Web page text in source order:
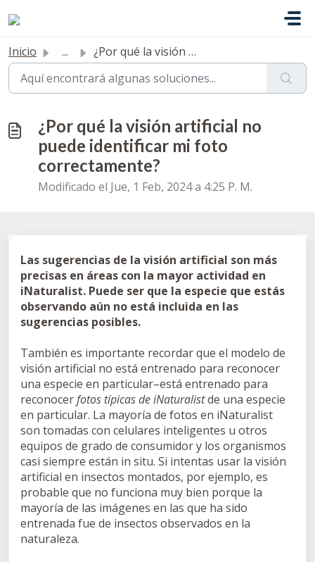
Inicio ... ¿Por qué la visión artificial no puede identificar mi fot...
¿Por qué la visión artificial no
puede identificar mi foto
correctamente?
Modificado el Jue, 1 Feb, 2024 a 4:25 P. M.
Las sugerencias de la visión artificial son más
precisas en áreas con la mayor actividad en
iNaturalist. Puede ser que la especie que estás
observando aún no está incluida en las
sugerencias posibles.
También es importante recordar que el modelo de
visión artificial no está entrenado para reconocer
una especie en particular–está entrenado para
reconocerfotos típicas de iNaturalistde una especie
en particular. La mayoría de fotos en iNaturalist
son tomadas con celulares inteligentes u otros
equipos de grado de consumidor y los organismos
casi siempre están in situ. Si intentas usar la visión
artificial en insectos montados, por ejemplo, es
probable que no funciona muy bien porque la
mayoría de las imágenes en las que ha sido
entrenada fue de insectos observados en la
naturaleza.